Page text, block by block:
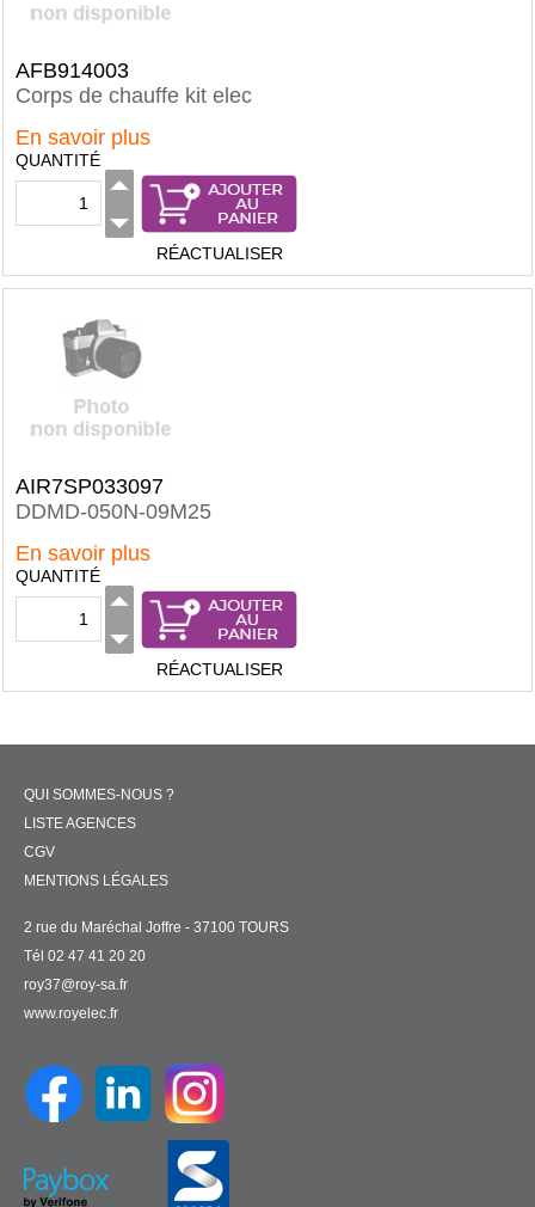
AFB914003
Corps de chauffe kit elec
En savoir plus
QUANTITÉ
RÉACTUALISER
AIR7SP033097
DDMD-050N-09M25
En savoir plus
QUANTITÉ
RÉACTUALISER
QUI SOMMES-NOUS ?
LISTE AGENCES
CGV
MENTIONS LÉGALES
2 rue du Maréchal Joffre - 37100 TOURS
Tél 02 47 41 20 20
roy37@roy-sa.fr
www.royelec.fr